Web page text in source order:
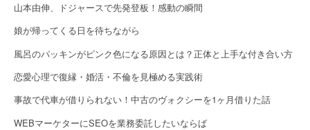
山本由伸、ドジャースで先発登板！感動の瞬間
娘が帰ってくる日を待ちながら
風呂のパッキンがピンク色になる原因とは？正体と上手な付き合い方
恋愛心理で復縁・婚活・不倫を見極める実践術
事故で代車が借りられない！中古のヴォクシーを1ヶ月借りた話
WEBマーケターにSEOを業務委託したいならば